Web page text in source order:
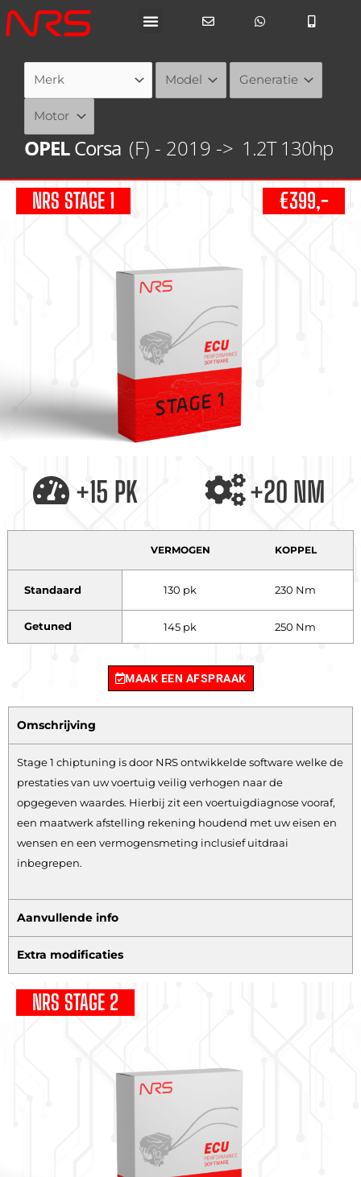
Ga
naar
OPELCorsa (F) - 2019 -> 1.2T 130hp
NRS STAGE 1 €399,-
+15 PK +20 NM
VERMOGEN KOPPEL
Standaard 130 pk 230 Nm
Getuned 145 pk 250 Nm
MAAK EEN AFSPRAAK
Omschrijving
Stage 1 chiptuning is door NRS ontwikkelde software welke de
prestaties van uw voertuig veilig verhogen naar de
opgegeven waardes. Hierbij zit een voertuigdiagnose vooraf,
een maatwerk afstelling rekening houdend met uw eisen en
wensen en een vermogensmeting inclusief uitdraai
inbegrepen.
Aanvullende info
Extra modificaties
NRS STAGE 2